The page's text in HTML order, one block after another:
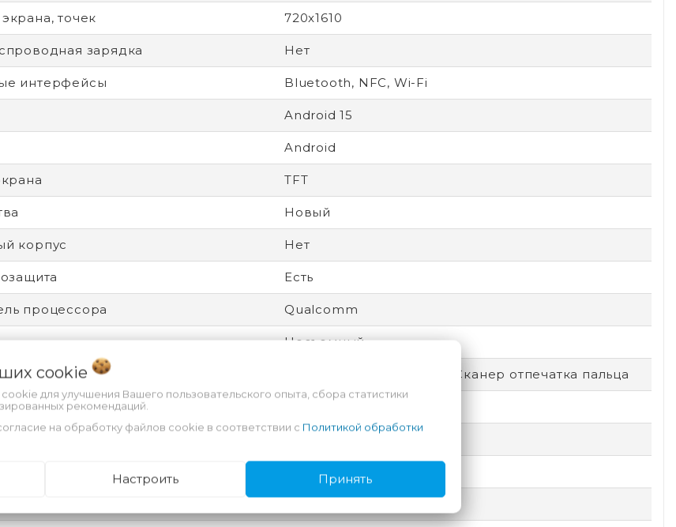
точек 720x1610
зарядка Нет
интерфейсы Bluetooth, NFC, Wi-Fi
Android 15
Android
TFT
Новый
корпус Нет
Есть
процессора Qualcomm
Несъемный
Разблокировка по лицу, Сканер отпечатка пальца
(IP)
cookie
для улучшения Вашего пользовательского опыта, сбора статистики
рекомендаций.
на обработку файлов cookie в соответствии с Политикой обработки
Настроить Принять